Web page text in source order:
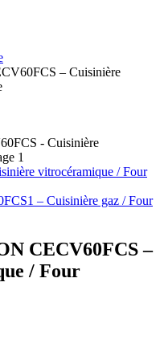
– Cuisinière
vitrocéramique / Four
– Cuisinière gaz / Four
CECV60FCS –
/ Four